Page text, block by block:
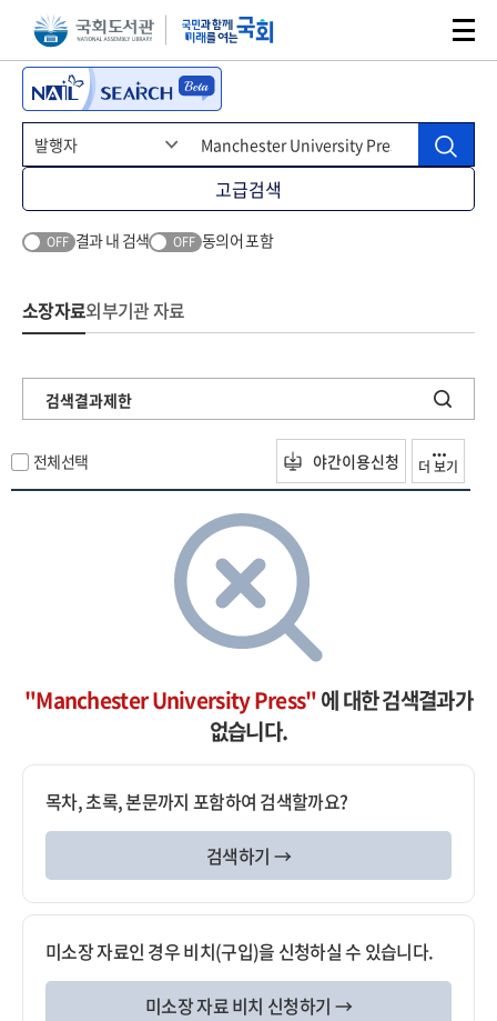
본문 바로가기주메뉴 바로가기
고급검색
OFF 결과 내 검색 OFF 동의어 포함
소장자료외부기관 자료
검색결과제한
전체선택 야간이용신청 더 보기
"Manchester University Press"에 대한 검색결과가
없습니다.
목차, 초록, 본문까지 포함하여 검색할까요?
검색하기 →
미소장 자료인 경우 비치(구입)을 신청하실 수 있습니다.
미소장 자료 비치 신청하기 →